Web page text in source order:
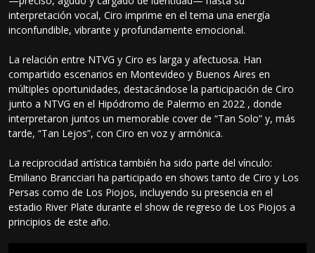
interpretación vocal, Ciro imprime en el tema una energía
inconfundible, vibrante y profundamente emocional.
La relación entre NTVG y Ciro es larga y afectuosa. Han
compartido escenarios en Montevideo y Buenos Aires en
múltiples oportunidades, destacándose la participación de Ciro
junto a NTVG en el Hipódromo de Palermo en 2022 , donde
interpretaron juntos un memorable cover de “Tan Solo” y, más
tarde, “Tan Lejos”, con Ciro en voz y armónica.
La reciprocidad artística también ha sido parte del vínculo:
Emiliano Brancciari ha participado en shows tanto de Ciro y Los
Persas como de Los Piojos, incluyendo su presencia en el
estadio River Plate durante el show de regreso de Los Piojos a
principios de este año.